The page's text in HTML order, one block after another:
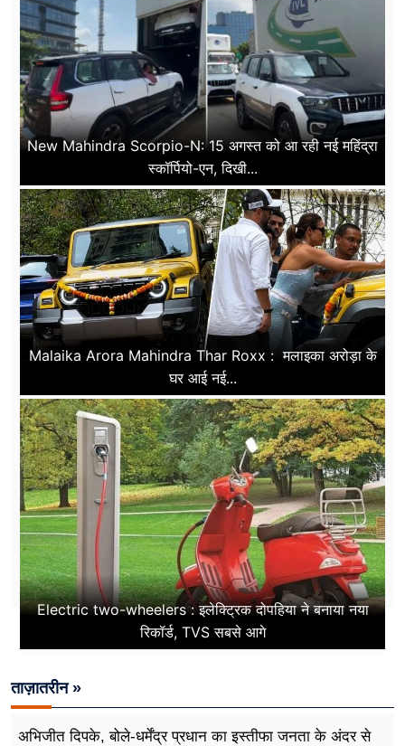
New Mahindra Scorpio-N: 15 अगस्त को आ रही नई महिंद्रा
स्कॉर्पियो-एन, दिखी...
Malaika Arora Mahindra Thar Roxx : मलाइका अरोड़ा के
घर आई नई...
Electric two-wheelers : इलेक्ट्रिक दोपहिया ने बनाया नया
रिकॉर्ड, TVS सबसे आगे
ताज़ातरीन »
अभिजीत दिपके, बोले-धर्मेंद्र प्रधान का इस्तीफा जनता के अंदर से